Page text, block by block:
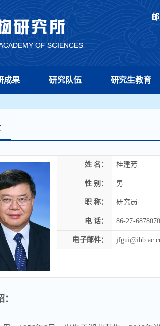
成果 研究队伍 研究生教育
姓 名： 桂建芳
性 别： 男
职 称： 研究员
电 话： 86-27-
电子邮件：